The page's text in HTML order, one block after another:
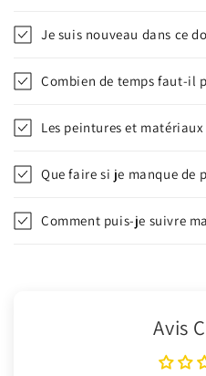
Je suis nouveau dans ce
Combien de temps faut-il
Les peintures et
Que faire si je manque de
Comment puis-je suivre
Avis